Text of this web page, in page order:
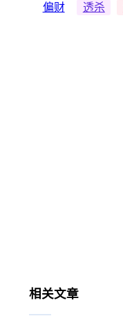
偏财 透杀
相关文章